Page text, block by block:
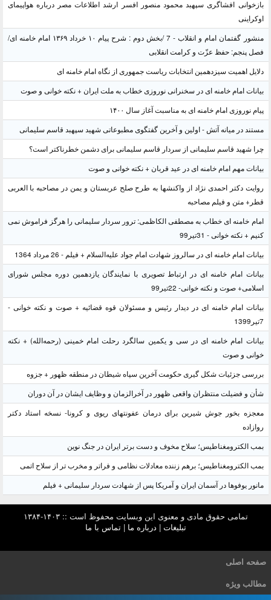
بازخوانی افشاگری سپهبد محمود منصور افسر ارشد اطلاعات مصر درباره هواپیمای
اوکراینی
منشور گفتمان امام و انقلاب - 7 /بخش دوم : شرح پیام ۱۰ خرداد ۱۳۶۹ امام خامنه ای/
فصل پنجم: حفظ عزّت و کرامت انقلابی
دلایل اهمیت سیزدهمین انتخابات ریاست جمهوری از نگاه امام خامنه ای
بیانات امام خامنه ای در سخنرانی نوروزی خطاب به ملت ایران + نکته خوانی و صوت
پیام نوروزی امام خامنه ای به مناسبت آغاز سال ۱۴۰۰
مستند در میانه آتش - اولین و آخرین گفتگوی مطبوعاتی شهید سپهبد قاسم سلیمانی
چرا شهید قاسم سلیمانی از سردار قاسم سلیمانی برای دشمن خطرناکتر است؟
بیانات مهم امام خامنه ای در عید قربان + نکته خوانی و صوت
روایت دکتر احمدی نژاد از واکنشها به طرح صلح عربستان و یمن در مصاحبه با العربی
قطر+ متن و فیلم مصاحبه
امام خامنه ای خطاب به مصطفی الکاظمی: ترور سردار سلیمانی را هرگز فراموش نمی
کنیم + نکته خوانی - 31تیر99
بیانات امام خامنه ای در سالروز شهادت امام جواد علیه‌السلام + فیلم - 26 مرداد 1364
بیانات امام خامنه ای در ارتباط تصویری با نمایندگان یازدهمین دوره مجلس شورای
اسلامی+ صوت و نکته خوانی- 22تیر99
بیانات امام خامنه ای در دیدار رئیس و مسئولان قوه قضائیه + صوت و نکته خوانی -
7تیر1399
بیانات امام خامنه ای در سی و یکمین سالگرد رحلت امام خمینی (رحمه‌الله) + نکته
خوانی و صوت
بررسی جزئیات شکل گیری حکومت آخرین سپاه شیطان در منطقه ظهور + جزوه
شأن و فضیلت منتظران واقعی ظهور در آخرالزمان و وظایف ایشان در آن دوران
معجزه بخور جوش شیرین برای درمان عفونتهای ریوی و کرونا- نسخه استاد دکتر
روازاده
بمب الکترومغناطیس؛ سلاح مخوف و دست برتر ایران در جنگ نوین
بمب الکترومغناطیس؛ برهم زننده معادلات نظامی و فراتر و مخرب تر از سلاح اتمی
مانور یوفوها در آسمان ایران و آمریکا پس از شهادت سردار سلیمانی + فیلم
تمامی حقوق مادی و معنوی این وبسایت محفوظ است :: ۱۴۰۳-۱۳۸۴
تبلیغات | درباره ما |تماس با ما
صفحه اصلی
مطالب ویژه